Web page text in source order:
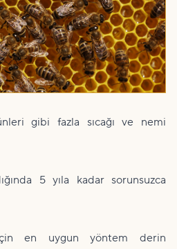
gibi fazla sıcağı ve nemi
5 yıla kadar sorunsuzca
en uygun yöntem derin